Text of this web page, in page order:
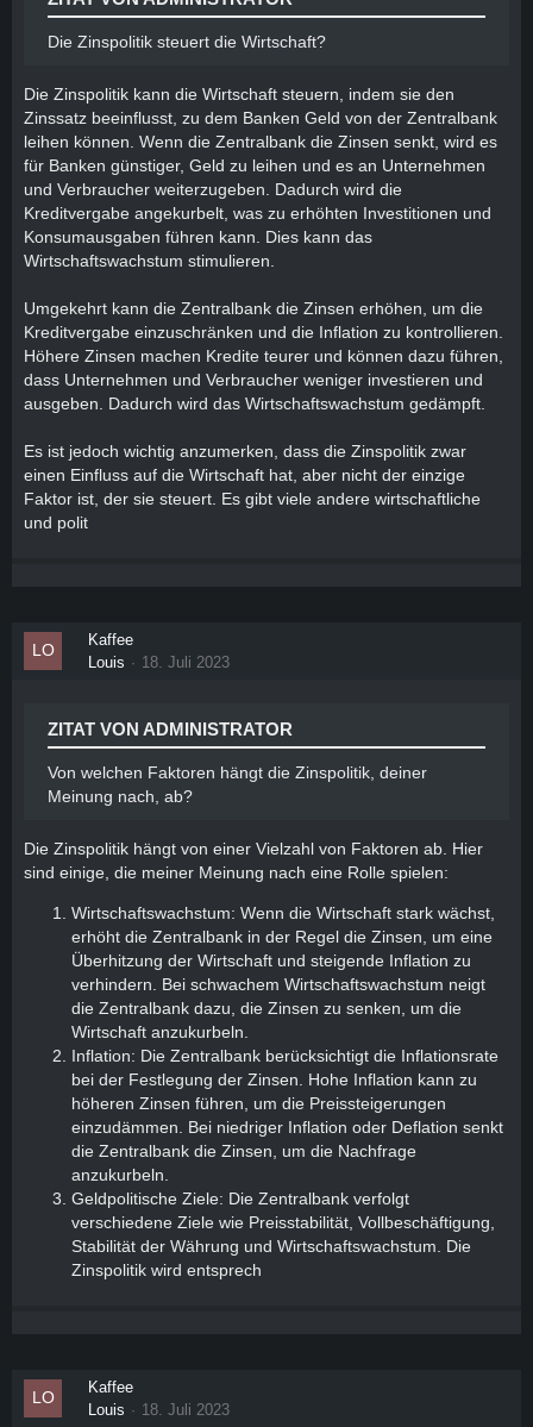
Die Zinspolitik steuert die Wirtschaft?
Die Zinspolitik kann die Wirtschaft steuern, indem sie den
Zinssatz beeinflusst, zu dem Banken Geld von der Zentralbank
leihen können. Wenn die Zentralbank die Zinsen senkt, wird es
für Banken günstiger, Geld zu leihen und es an Unternehmen
und Verbraucher weiterzugeben. Dadurch wird die
Kreditvergabe angekurbelt, was zu erhöhten Investitionen und
Konsumausgaben führen kann. Dies kann das
Wirtschaftswachstum stimulieren.
Umgekehrt kann die Zentralbank die Zinsen erhöhen, um die
Kreditvergabe einzuschränken und die Inflation zu kontrollieren.
Höhere Zinsen machen Kredite teurer und können dazu führen,
dass Unternehmen und Verbraucher weniger investieren und
ausgeben. Dadurch wird das Wirtschaftswachstum gedämpft.
Es ist jedoch wichtig anzumerken, dass die Zinspolitik zwar
einen Einfluss auf die Wirtschaft hat, aber nicht der einzige
Faktor ist, der sie steuert. Es gibt viele andere wirtschaftliche
und polit
Kaffee
Louis
18. Juli 2023
ZITAT VON ADMINISTRATOR
Von welchen Faktoren hängt die Zinspolitik, deiner
Meinung nach, ab?
Die Zinspolitik hängt von einer Vielzahl von Faktoren ab. Hier
sind einige, die meiner Meinung nach eine Rolle spielen:
Wirtschaftswachstum: Wenn die Wirtschaft stark wächst,
erhöht die Zentralbank in der Regel die Zinsen, um eine
Überhitzung der Wirtschaft und steigende Inflation zu
verhindern. Bei schwachem Wirtschaftswachstum neigt
die Zentralbank dazu, die Zinsen zu senken, um die
Wirtschaft anzukurbeln.
Inflation: Die Zentralbank berücksichtigt die Inflationsrate
bei der Festlegung der Zinsen. Hohe Inflation kann zu
höheren Zinsen führen, um die Preissteigerungen
einzudämmen. Bei niedriger Inflation oder Deflation senkt
die Zentralbank die Zinsen, um die Nachfrage
anzukurbeln.
Geldpolitische Ziele: Die Zentralbank verfolgt
verschiedene Ziele wie Preisstabilität, Vollbeschäftigung,
Stabilität der Währung und Wirtschaftswachstum. Die
Zinspolitik wird entsprech
Kaffee
Louis
18. Juli 2023